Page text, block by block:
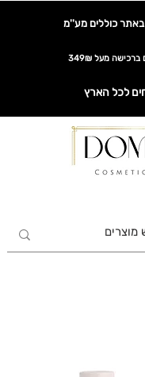
כוללים מע''מ
מעל 349₪
לכל הארץ